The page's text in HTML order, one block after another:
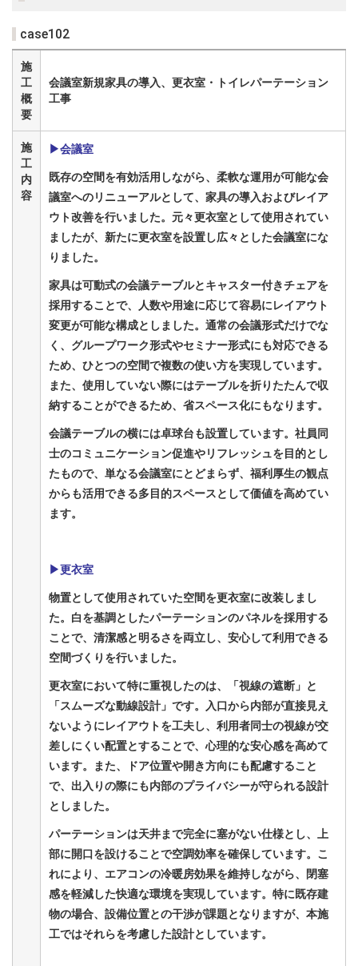
case102
施
工
概
要
会議室新規家具の導入、更衣室・トイレパーテーション
工事
施
工
内
容
▶会議室
既存の空間を有効活用しながら、柔軟な運用が可能な会
議室へのリニューアルとして、家具の導入およびレイア
ウト改善を行いました。元々更衣室として使用されてい
ましたが、新たに更衣室を設置し広々とした会議室にな
りました。
家具は可動式の会議テーブルとキャスター付きチェアを
採用することで、人数や用途に応じて容易にレイアウト
変更が可能な構成としました。通常の会議形式だけでな
く、グループワーク形式やセミナー形式にも対応できる
ため、ひとつの空間で複数の使い方を実現しています。
また、使用していない際にはテーブルを折りたたんで収
納することができるため、省スペース化にもなります。
会議テーブルの横には卓球台も設置しています。社員同
士のコミュニケーション促進やリフレッシュを目的とし
たもので、単なる会議室にとどまらず、福利厚生の観点
からも活用できる多目的スペースとして価値を高めてい
ます。
▶更衣室
物置として使用されていた空間を更衣室に改装しまし
た。白を基調としたパーテーションのパネルを採用する
ことで、清潔感と明るさを両立し、安心して利用できる
空間づくりを行いました。
更衣室において特に重視したのは、「視線の遮断」と
「スムーズな動線設計」です。入口から内部が直接見え
ないようにレイアウトを工夫し、利用者同士の視線が交
差しにくい配置とすることで、心理的な安心感を高めて
います。また、ドア位置や開き方向にも配慮すること
で、出入りの際にも内部のプライバシーが守られる設計
としました。
パーテーションは天井まで完全に塞がない仕様とし、上
部に開口を設けることで空調効率を確保しています。こ
れにより、エアコンの冷暖房効果を維持しながら、閉塞
感を軽減した快適な環境を実現しています。特に既存建
物の場合、設備位置との干渉が課題となりますが、本施
工ではそれらを考慮した設計としています。